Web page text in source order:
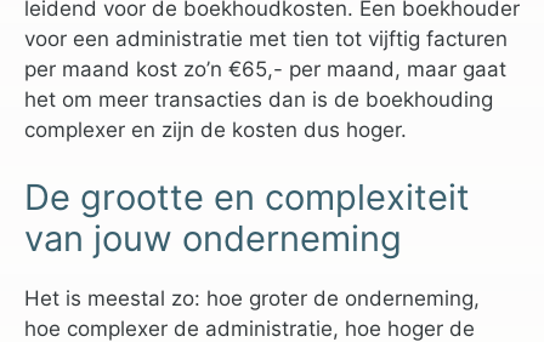
leidend voor de boekhoudkosten. Een boekhouder
voor een administratie met tien tot vijftig facturen
per maand kost zo’n €65,- per maand, maar gaat
het om meer transacties dan is de boekhouding
complexer en zijn de kosten dus hoger.
De grootte en complexiteit
van jouw onderneming
Het is meestal zo: hoe groter de onderneming,
hoe complexer de administratie, hoe hoger de